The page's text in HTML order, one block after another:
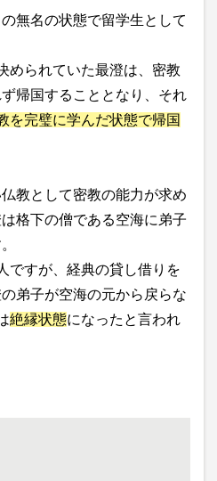
無名の状態で留学生として
められていた最澄は、密教
帰国することとなり、それ
を完璧に学んだ状態で帰国
教として密教の能力が求め
格下の僧である空海に弟子
ですが、経典の貸し借りを
弟子が空海の元から戻らな
絶縁状態になったと言われ